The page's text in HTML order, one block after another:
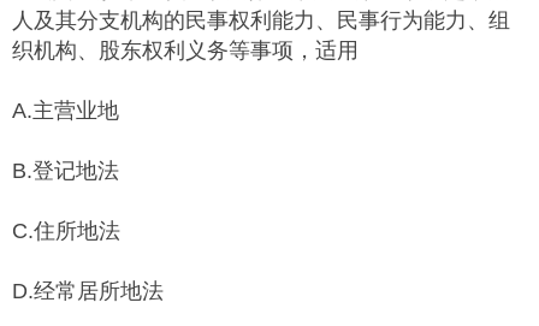
人及其分支机构的民事权利能力、民事行为能力、组
织机构、股东权利义务等事项，适用
A.主营业地
B.登记地法
C.住所地法
D.经常居所地法